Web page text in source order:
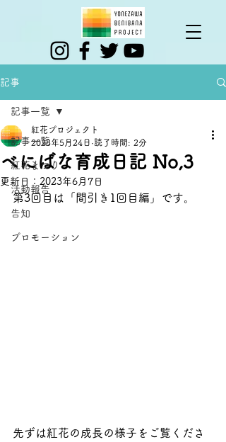
記事
記事一覧
紅花まつり
活動報告
告知
プロモーション
記事一覧
べにばな育成日記 No,3
紅花プロジェクト
2023年5月24日 読了時間: 2分
更新日： 2023年6月7日
第3回目は「間引き1回目編」です。
先ずは紅花の成長の様子をご覧くださ